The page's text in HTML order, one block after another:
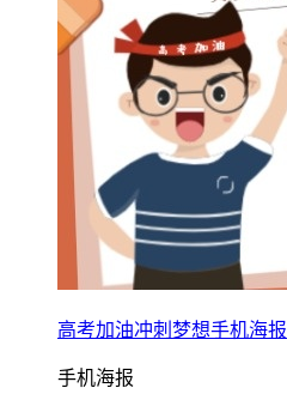
高考加油冲刺梦想手机海报
手机海报